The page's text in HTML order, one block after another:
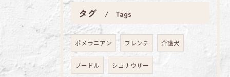
タグ Tags
ポメラニアン フレンチ 介護犬
プードル シュナウザー